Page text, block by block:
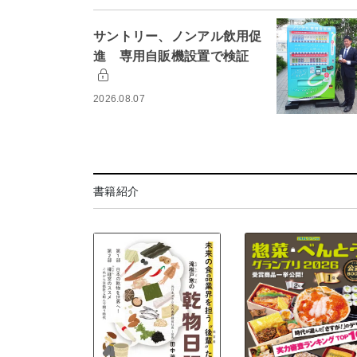
サントリー、ノンアル飲用促
進 専用自販機設置で検証
2026.08.07
書籍紹介